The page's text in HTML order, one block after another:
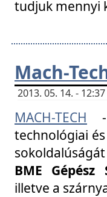
tudjuk mennyi
Mach-
2013. 05. 14. -
MACH-TECH
technológiai
BME
illetve a